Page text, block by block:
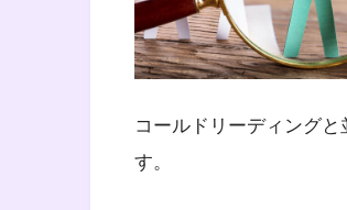
コールドリーディング
す。